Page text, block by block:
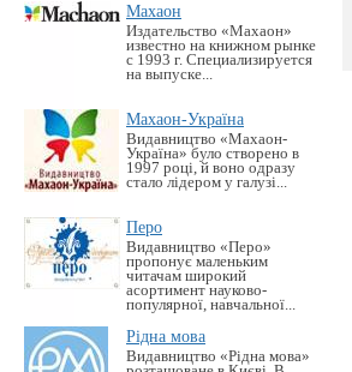
Махаон
Издательство «Махаон»
известно на книжном рынке
с 1993 г. Специализируется
на выпуске...
Махаон-Україна
Видавництво «Махаон-
Україна» було створено в
1997 році, й воно одразу
стало лідером у галузі...
Перо
Видавництво «Перо»
пропонує маленьким
читачам широкий
асортимент науково-
популярної, навчальної...
Рідна мова
Видавництво «Рідна мова»